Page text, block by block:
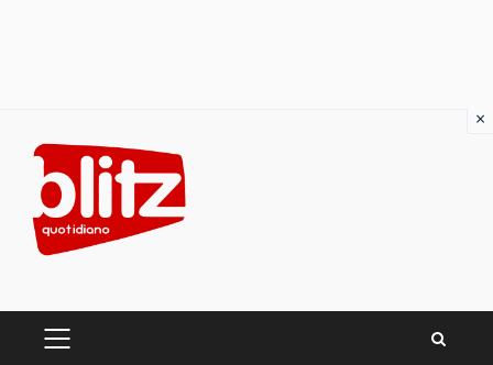
content
PRIMARY
×